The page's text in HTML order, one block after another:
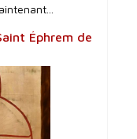
Éphrem de